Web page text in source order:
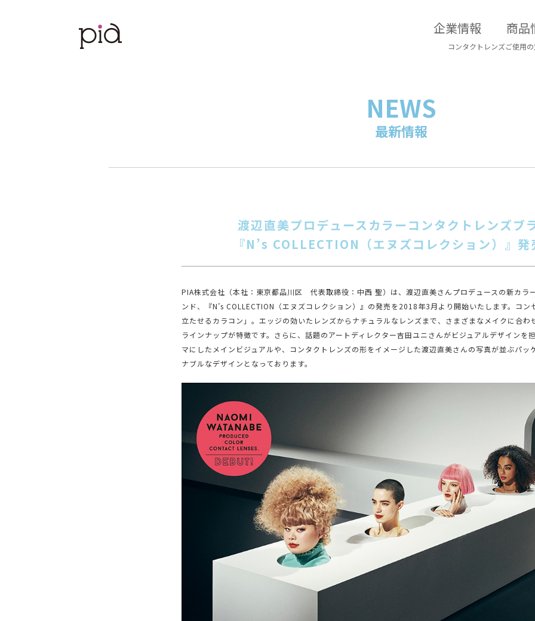
企業情報 商品
コンタクトレンズご使用
NEWS
最新情報
渡辺直美プロデュースカラーコンタクトレンズブ
『N’s COLLECTION（エヌズコレクション）』発
PIA株式会社（本社：東京都品川区 代表取締役：中西 聖）は、渡辺直美さんプロデュースの新カラ
ンド、『N’s COLLECTION（エヌズコレクション）』の発売を2018年3月より開始いたします。コン
立たせるカラコン」。エッジの効いたレンズからナチュラルなレンズまで、さまざまなメイクに合わ
ラインナップが特徴です。さらに、話題のアートディレクター吉田ユニさんがビジュアルデザインを
マにしたメインビジュアルや、コンタクトレンズの形をイメージした渡辺直美さんの写真が並ぶパッ
ナブルなデザインとなっております。